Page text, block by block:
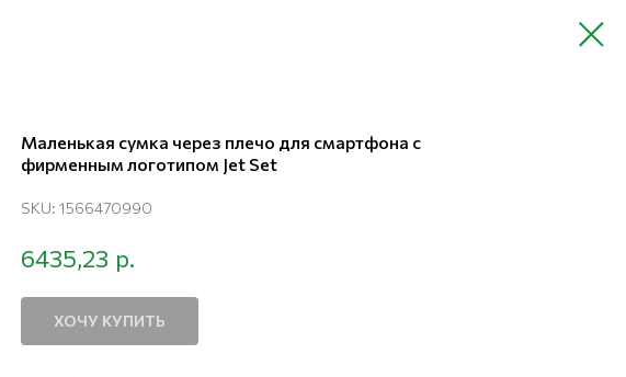
Маленькая сумка через плечо для смартфона с
фирменным логотипом Jet Set
SKU: 1566470990
6435,23 р.
ХОЧУ КУПИТЬ